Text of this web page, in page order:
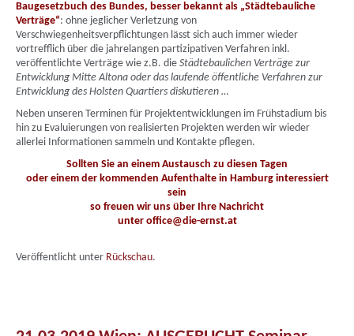
Baugesetzbuch des Bundes, besser bekannt als „Städtebauliche
Verträge“: ohne jeglicher Verletzung von
Verschwiegenheitsverpflichtungen lässt sich auch immer wieder
vortrefflich über die jahrelangen partizipativen Verfahren inkl.
veröffentlichte Verträge wie z.B. die Städtebaulichen Verträge zur
Entwicklung Mitte Altona oder das laufende öffentliche Verfahren zur
Entwicklung des Holsten Quartiers diskutieren …
Neben unseren Terminen für Projektentwicklungen im Frühstadium bis
hin zu Evaluierungen von realisierten Projekten werden wir wieder
allerlei Informationen sammeln und Kontakte pflegen.
Sollten Sie an einem Austausch zu diesen Tagen
oder einem der kommenden Aufenthalte in Hamburg interessiert
sein
so freuen wir uns über Ihre Nachricht
unter office@die-ernst.at
Veröffentlicht unter Rückschau.